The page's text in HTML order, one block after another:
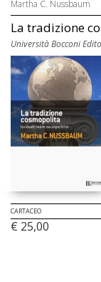
Martha C. Nussbaum
La tradizione
Università Bocconi
CARTACEO
€ 25,00